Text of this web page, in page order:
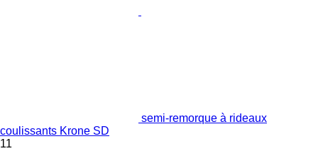
semi-remorque à rideaux
coulissants Krone SD
11